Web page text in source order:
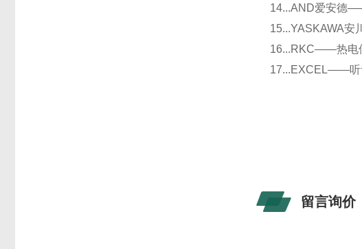
14...AND爱安德
15...YASKAWA安
16...RKC——热电
17...EXCEL——听
留言询价